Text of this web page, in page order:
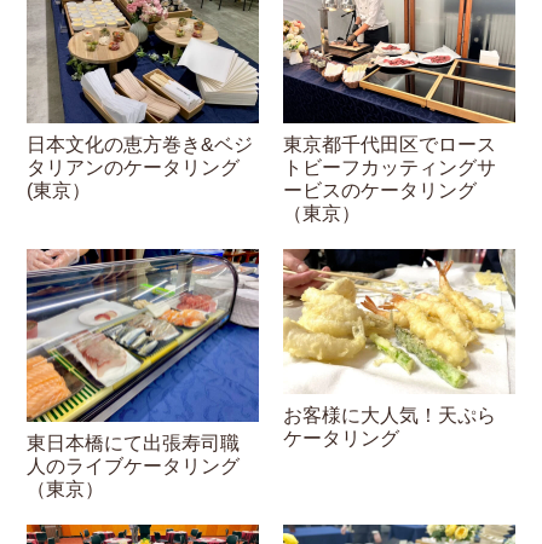
日本文化の恵方巻き&ベジ
タリアンのケータリング
(東京）
東京都千代田区でロース
トビーフカッティングサ
ービスのケータリング
（東京）
東日本橋にて出張寿司職
人のライブケータリング
（東京）
お客様に大人気！天ぷら
ケータリング